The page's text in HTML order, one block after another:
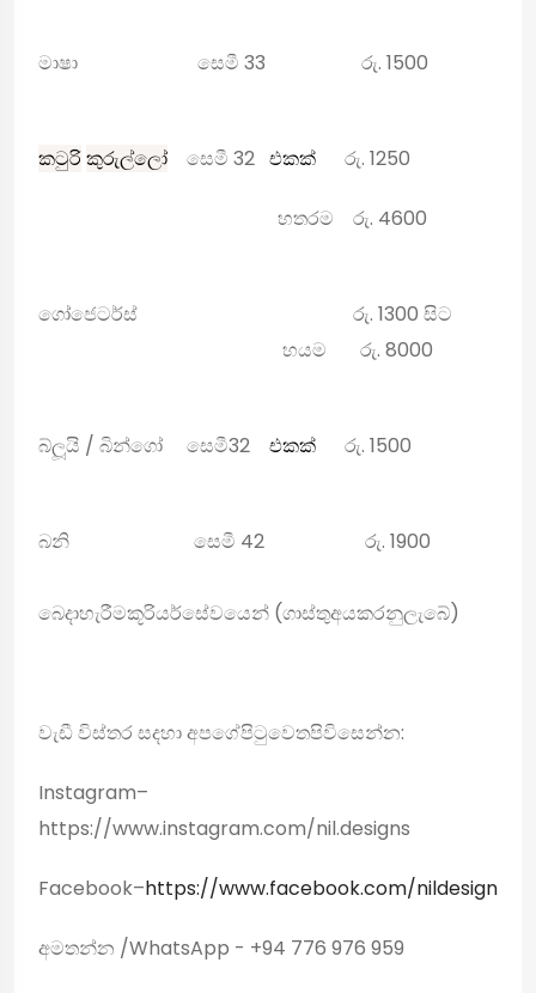
මාෂා සෙමී 33 රු. 1500
කටුරිකුරුල්ලෝ සෙමී 32 එකක් රු. 1250
හතරම රු. 4600
ගෝජෙටර්ස් රු. 1300 සිට
හයම
රු. 8000
බ්ලූයි / බින්ගෝ සෙමී32 එකක් රු. 1500
බනි සෙමී 42 රු. 1900
බෙදාහැරීමකූරියර්සේවයෙන් (ගාස්තුඅයකරනුලැබේ)
වැඩී විස්තර සදහා අපගේපිටුවෙතපිවිසෙන්න:
Instagram–
https://www.instagram.com/nil.designs
Facebook–https://www.facebook.com/nildesign
අමතන්න /WhatsApp - +94 776 976 959